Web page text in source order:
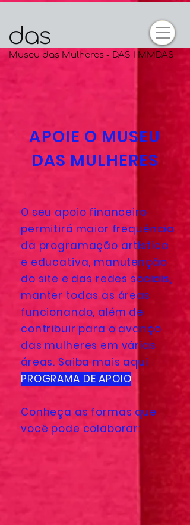
Museu das Mulheres - DAS I MMDAS
APOIE O MUSEU
DAS MULHERES
O seu apoio financeiro
permitirá maior frequência
da programação artística
e educativa, manutenção
do site e das redes sociais,
manter todas as áreas
funcionando, além de
contribuir para o avanço
das mulheres em várias
áreas. Saiba mais aqui
PROGRAMA DE APOIO
Conheça as formas que
você pode colaborar: